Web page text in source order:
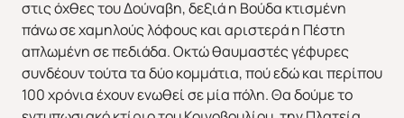
ΕΥΡΩΠΗ ΑΜΕΡΙΚΗ
στις όχθες του Δούναβη, δεξιά η Βούδα κτισμένη
πάνω σε χαμηλούς λόφους και αριστερά η Πέστη
απλωμένη σε πεδιάδα. Οκτώ θαυμαστές γέφυρες
συνδέουν τούτα τα δύο κομμάτια, πού εδώ και περίπου
100 χρόνια έχουν ενωθεί σε μία πόλη. Θα δούμε το